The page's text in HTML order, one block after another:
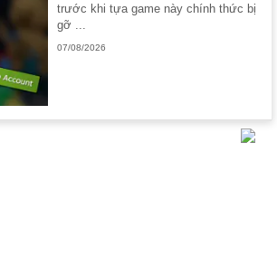
trước khi tựa game này chính thức bị
gỡ ...
07/08/2026